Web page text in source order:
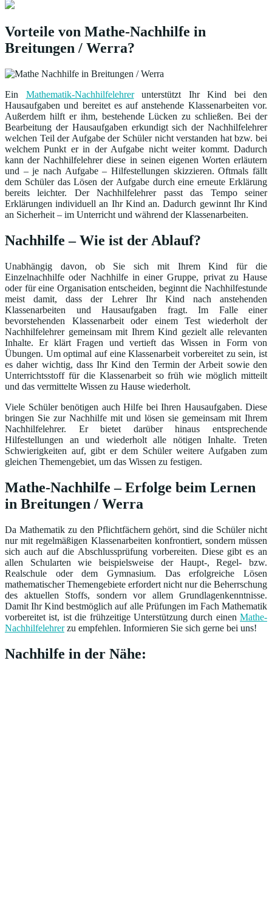
Vorteile von Mathe-Nachhilfe in
Breitungen / Werra?
Ein Mathematik-Nachhilfelehrerunterstützt Ihr Kind bei den
Hausaufgaben und bereitet es auf anstehende Klassenarbeiten vor.
Außerdem hilft er ihm, bestehende Lücken zu schließen. Bei der
Bearbeitung der Hausaufgaben erkundigt sich der Nachhilfelehrer
welchen Teil der Aufgabe der Schüler nicht verstanden hat bzw. bei
welchem Punkt er in der Aufgabe nicht weiter kommt. Dadurch
kann der Nachhilfelehrer diese in seinen eigenen Worten erläutern
und – je nach Aufgabe – Hilfestellungen skizzieren. Oftmals fällt
dem Schüler das Lösen der Aufgabe durch eine erneute Erklärung
bereits leichter. Der Nachhilfelehrer passt das Tempo seiner
Erklärungen individuell an Ihr Kind an. Dadurch gewinnt Ihr Kind
an Sicherheit – im Unterricht und während der Klassenarbeiten.
Nachhilfe – Wie ist der Ablauf?
Unabhängig davon, ob Sie sich mit Ihrem Kind für die
Einzelnachhilfe oder Nachhilfe in einer Gruppe, privat zu Hause
oder für eine Organisation entscheiden, beginnt die Nachhilfestunde
meist damit, dass der Lehrer Ihr Kind nach anstehenden
Klassenarbeiten und Hausaufgaben fragt. Im Falle einer
bevorstehenden Klassenarbeit oder einem Test wiederholt der
Nachhilfelehrer gemeinsam mit Ihrem Kind gezielt alle relevanten
Inhalte. Er klärt Fragen und vertieft das Wissen in Form von
Übungen. Um optimal auf eine Klassenarbeit vorbereitet zu sein, ist
es daher wichtig, dass Ihr Kind den Termin der Arbeit sowie den
Unterrichtsstoff für die Klassenarbeit so früh wie möglich mitteilt
und das vermittelte Wissen zu Hause wiederholt.
Viele Schüler benötigen auch Hilfe bei Ihren Hausaufgaben. Diese
bringen Sie zur Nachhilfe mit und lösen sie gemeinsam mit Ihrem
Nachhilfelehrer. Er bietet darüber hinaus entsprechende
Hilfestellungen an und wiederholt alle nötigen Inhalte. Treten
Schwierigkeiten auf, gibt er dem Schüler weitere Aufgaben zum
gleichen Themengebiet, um das Wissen zu festigen.
Mathe-Nachhilfe – Erfolge beim Lernen
in Breitungen / Werra
Da Mathematik zu den Pflichtfächern gehört, sind die Schüler nicht
nur mit regelmäßigen Klassenarbeiten konfrontiert, sondern müssen
sich auch auf die Abschlussprüfung vorbereiten. Diese gibt es an
allen Schularten wie beispielsweise der Haupt-, Regel- bzw.
Realschule oder dem Gymnasium. Das erfolgreiche Lösen
mathematischer Themengebiete erfordert nicht nur die Beherrschung
des aktuellen Stoffs, sondern vor allem Grundlagenkenntnisse.
Damit Ihr Kind bestmöglich auf alle Prüfungen im Fach Mathematik
vorbereitet ist, ist die frühzeitige Unterstützung durch einen Mathe-
Nachhilfelehrerzu empfehlen. Informieren Sie sich gerne bei uns!
Nachhilfe in der Nähe: